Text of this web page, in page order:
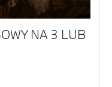
NA 3 LUB